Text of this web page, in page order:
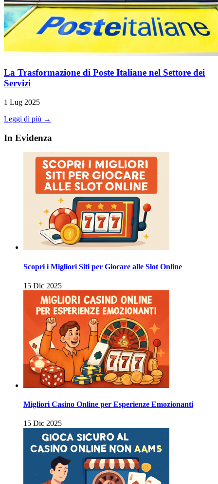
La Trasformazione di Poste Italiane nel Settore dei
Servizi
1 Lug 2025
Leggi di più →
In Evidenza
Scopri i Migliori Siti per Giocare alle Slot Online
15 Dic 2025
Migliori Casino Online per Esperienze Emozionanti
15 Dic 2025